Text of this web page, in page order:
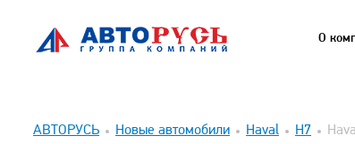
О
АВТОРУСЬ Новые автомобили Haval H7